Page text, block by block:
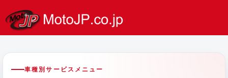
車種別サービスメニュー